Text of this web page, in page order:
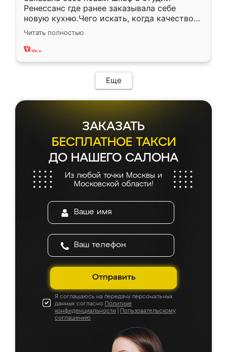
Ренессанс где ранее заказывала себе
новую кухню.Чего искать, когда качеством
вполне довольна. Служит кухня уже почти
два года, нареканий нет.
Читать полностью
Еще
ЗАКАЗАТЬ
БЕСПЛАТНОЕ ТАКСИ
ДО НАШЕГО САЛОНА
Из любой точки Москвы и
Московской области!
Отправить
Я соглашаюсь на передачу персональных
данных согласно Политике
конфиденциальности
Пользовательскому
соглашению